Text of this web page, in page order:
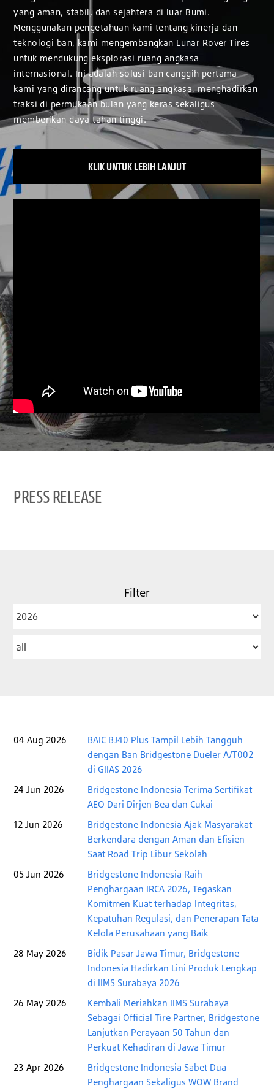
yang aman, stabil, dan sejahtera di luar Bumi.
Menggunakan pengetahuan kami tentang kinerja dan
teknologi ban, kami mengembangkan Lunar Rover Tires
untuk mendukung eksplorasi ruang angkasa
internasional. Ini adalah solusi ban canggih pertama
kami yang dirancang untuk ruang angkasa, menghadirkan
traksi di permukaan bulan yang keras sekaligus
memberikan daya tahan tinggi.
KLIK UNTUK LEBIH LANJUT
PRESS RELEASE
Filter
04 Aug 2026
BAIC BJ40 Plus Tampil Lebih Tangguh
dengan Ban Bridgestone Dueler A/T002
di GIIAS 2026
24 Jun 2026
Bridgestone Indonesia Terima Sertifikat
AEO Dari Dirjen Bea dan Cukai
12 Jun 2026
Bridgestone Indonesia Ajak Masyarakat
Berkendara dengan Aman dan Efisien
Saat Road Trip Libur Sekolah
05 Jun 2026
Bridgestone Indonesia Raih
Penghargaan IRCA 2026, Tegaskan
Komitmen Kuat terhadap Integritas,
Kepatuhan Regulasi, dan Penerapan Tata
Kelola Perusahaan yang Baik
28 May 2026
Bidik Pasar Jawa Timur, Bridgestone
Indonesia Hadirkan Lini Produk Lengkap
di IIMS Surabaya 2026
26 May 2026
Kembali Meriahkan IIMS Surabaya
Sebagai Official Tire Partner, Bridgestone
Lanjutkan Perayaan 50 Tahun dan
Perkuat Kehadiran di Jawa Timur
23 Apr 2026
Bridgestone Indonesia Sabet Dua
Penghargaan Sekaligus WOW Brand